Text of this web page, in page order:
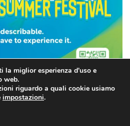
la miglior esperienza d'uso e
web.
riguardo a quali cookie usiamo
impostazioni.